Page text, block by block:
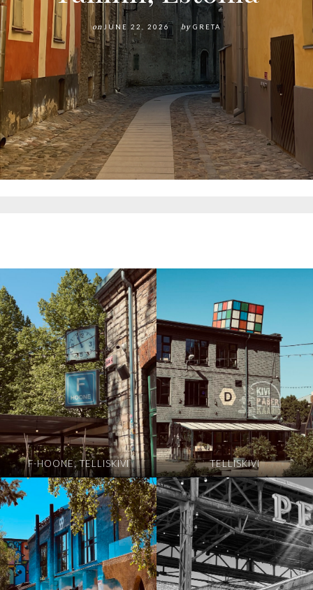
onJUNE 22, 2026 by GRETA
F-HOONE, TELLISKIVI TELLISKIVI